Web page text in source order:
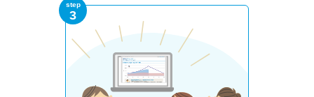
step
3